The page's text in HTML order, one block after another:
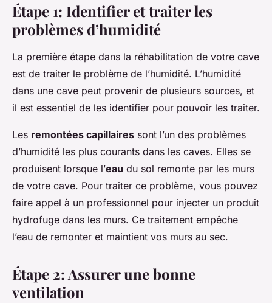
Étape 1: Identifier et traiter les
problèmes d’humidité
La première étape dans la réhabilitation de votre cave
est de traiter le problème de l’humidité. L’humidité
dans une cave peut provenir de plusieurs sources, et
il est essentiel de les identifier pour pouvoir les traiter.
Les remontées capillaires sont l’un des problèmes
d’humidité les plus courants dans les caves. Elles se
produisent lorsque l’eau du sol remonte par les murs
de votre cave. Pour traiter ce problème, vous pouvez
faire appel à un professionnel pour injecter un produit
hydrofuge dans les murs. Ce traitement empêche
l’eau de remonter et maintient vos murs au sec.
Étape 2: Assurer une bonne
ventilation